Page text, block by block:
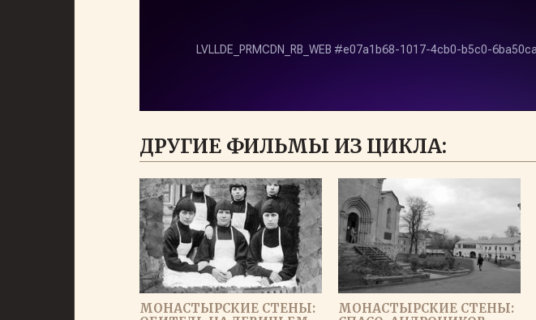
ДРУГИЕ ФИЛЬМЫ ИЗ ЦИКЛА:
МОНАСТЫРСКИЕ СТЕНЫ:
МОНАСТЫРСКИЕ СТЕНЫ: